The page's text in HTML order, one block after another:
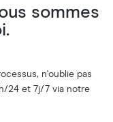
sommes
n'oublie pas
24 et 7j/7 via notre